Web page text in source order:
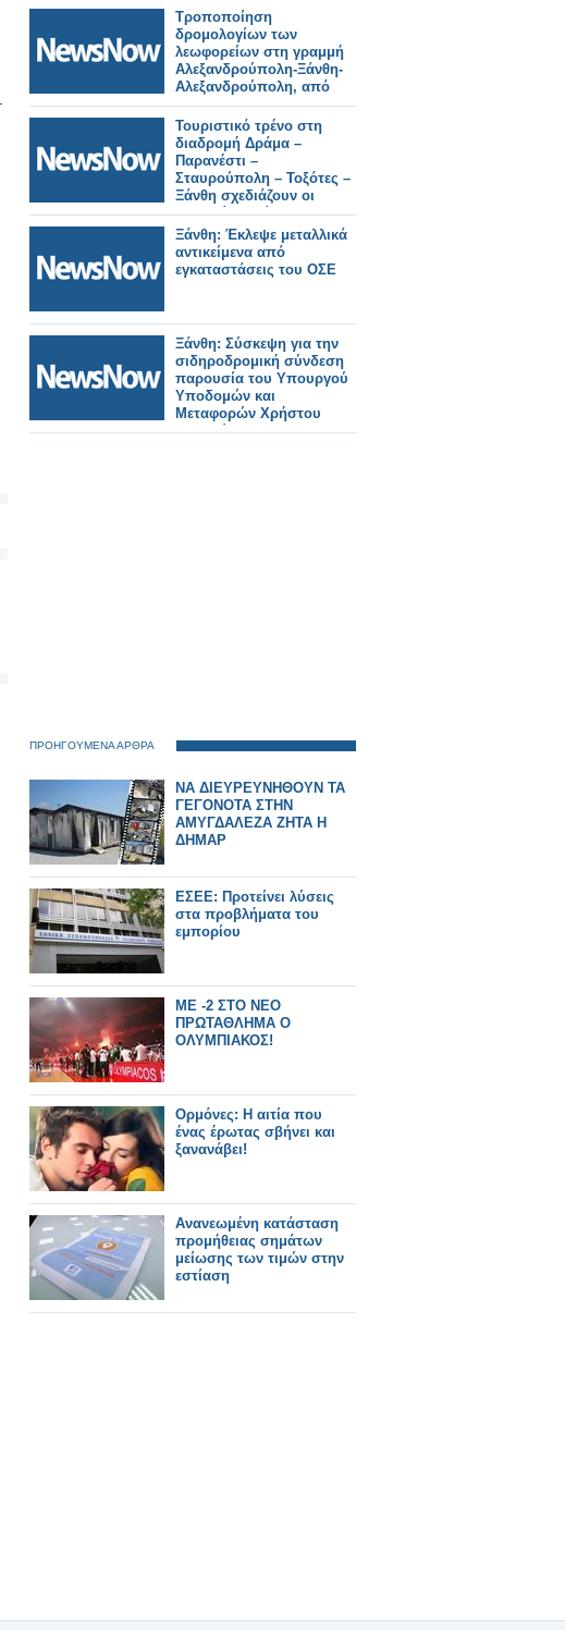
Τροποποίηση
δρομολογίων των
λεωφορείων στη γραμμή
Αλεξανδρούπολη-Ξάνθη-
Αλεξανδρούπολη, από
2/8/2025
Τουριστικό τρένο στη
διαδρομή Δράμα –
Παρανέστι –
Σταυρούπολη – Τοξότες –
Ξάνθη σχεδιάζουν οι
τοπικοί φορείς
Ξάνθη: Έκλεψε μεταλλικά
αντικείμενα από
εγκαταστάσεις του ΟΣΕ
Ξάνθη: Σύσκεψη για την
σιδηροδρομική σύνδεση
παρουσία του Υπουργού
Υποδομών και
Μεταφορών Χρήστου
Σταϊκούρα
ΠΡΟΗΓΟΥΜΕΝΑ ΑΡΘΡΑ
ΝΑ ΔΙΕΥΡΕΥΝΗΘΟΥΝ ΤΑ
ΓΕΓΟΝΟΤΑ ΣΤΗΝ
ΑΜΥΓΔΑΛΕΖΑ ΖΗΤΑ Η
ΔΗΜΑΡ
ΕΣΕΕ: Προτείνει λύσεις
στα προβλήματα του
εμπορίου
ΜΕ -2 ΣΤΟ ΝΕΟ
ΠΡΩΤΑΘΛΗΜΑ Ο
ΟΛΥΜΠΙΑΚΟΣ!
Ορμόνες: Η αιτία που
ένας έρωτας σβήνει και
ξανανάβει!
Ανανεωμένη κατάσταση
προμήθειας σημάτων
μείωσης των τιμών στην
εστίαση